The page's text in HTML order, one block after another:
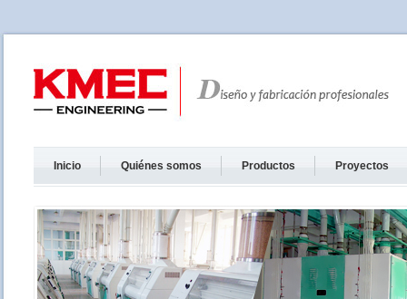
Inicio Quiénes somos Productos Proyectos